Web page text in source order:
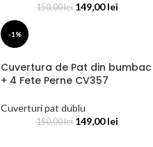
150,00lei 149,00lei
-1%
Cuvertura de Pat din bumbac
+ 4 Fete Perne CV357
Cuverturi pat dublu
150,00lei 149,00lei